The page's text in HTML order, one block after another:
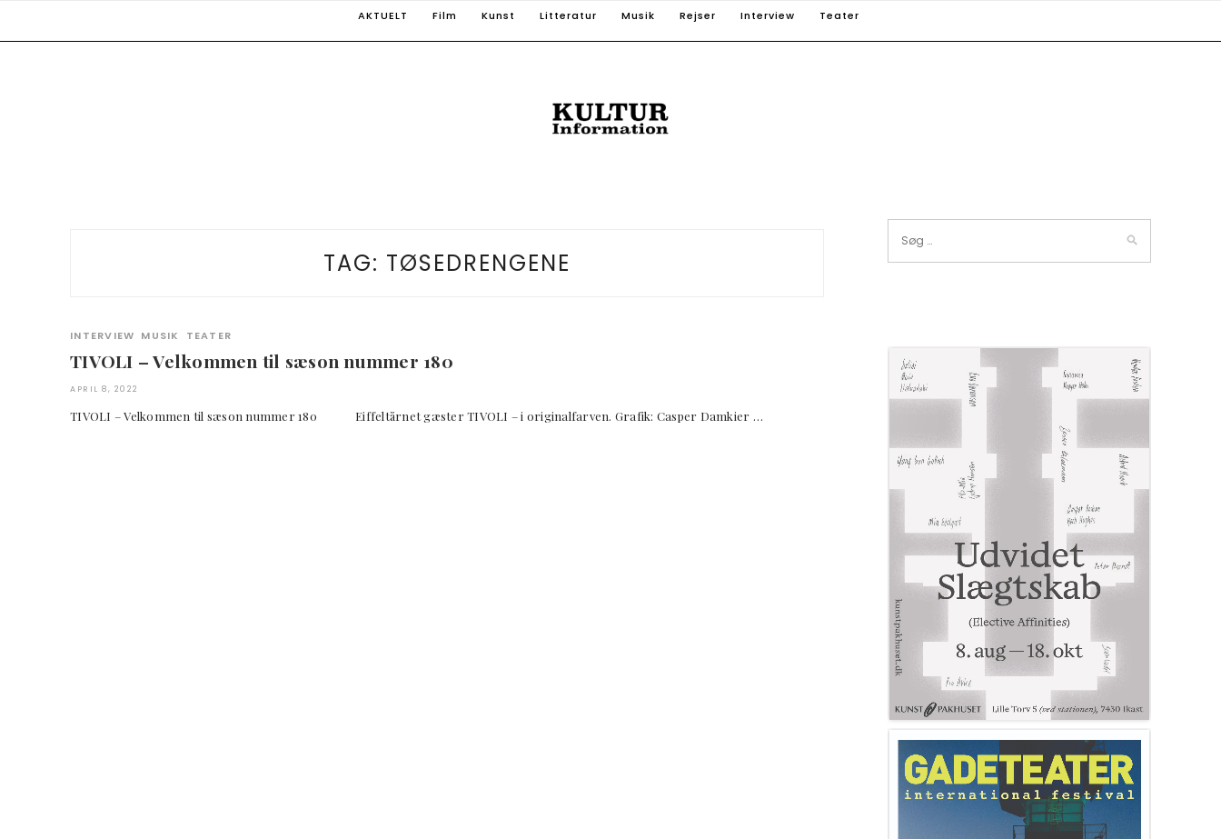
AKTUELT Film Kunst Litteratur Musik Rejser Interview Teater
TAG: TØSEDRENGENE
INTERVIEW MUSIK TEATER
TIVOLI – Velkommen til sæson nummer 180
APRIL 8, 2022
TIVOLI – Velkommen til sæson nummer 180 Eiffeltårnet gæster TIVOLI – i originalfarven. Grafik: Casper Damkier …